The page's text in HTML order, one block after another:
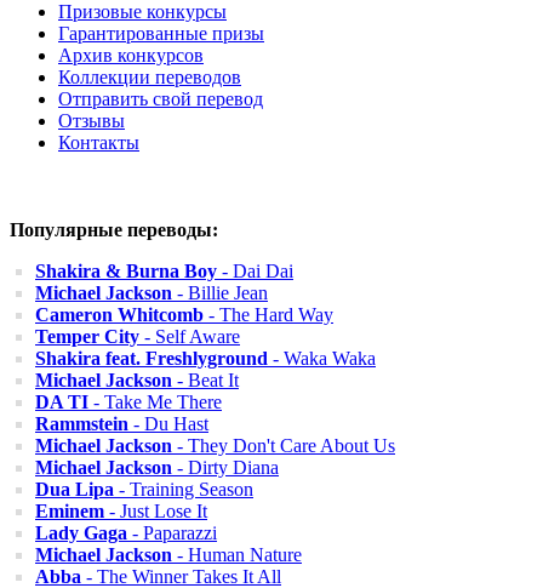
Призовые конкурсы
Гарантированные призы
Архив конкурсов
Коллекции переводов
Отправить свой перевод
Отзывы
Контакты
Популярные переводы:
Shakira & Burna Boy - Dai Dai
Michael Jackson - Billie Jean
Cameron Whitcomb - The Hard Way
Temper City - Self Aware
Shakira feat. Freshlyground - Waka Waka
Michael Jackson - Beat It
DA TI - Take Me There
Rammstein - Du Hast
Michael Jackson - They Don't Care About Us
Michael Jackson - Dirty Diana
Dua Lipa - Training Season
Eminem - Just Lose It
Lady Gaga - Paparazzi
Michael Jackson - Human Nature
Abba - The Winner Takes It All